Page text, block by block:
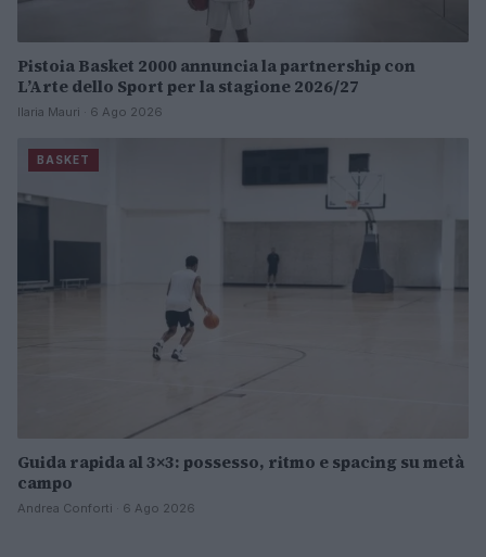
Pistoia Basket 2000 annuncia la partnership con
L’Arte dello Sport per la stagione 2026/27
Ilaria Mauri · 6 Ago 2026
BASKET
Guida rapida al 3×3: possesso, ritmo e spacing su metà
campo
Andrea Conforti · 6 Ago 2026